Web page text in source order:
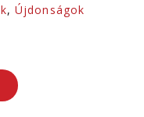
, Újdonságok